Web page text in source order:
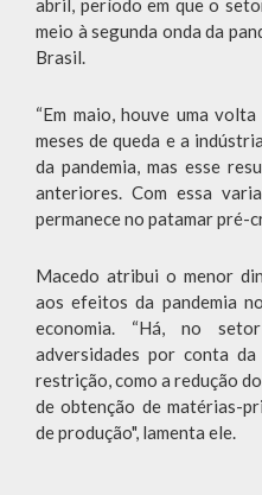
abril, período em que o
meio à segunda onda da
Brasil.
“Em maio, houve uma
meses de queda e a
da pandemia, mas esse
anteriores. Com essa
permanece no patamar pré-
Macedo atribui o menor
aos efeitos da pandemia
economia. “Há, no
adversidades por conta da
restrição, como a redução
de obtenção de matérias-
de produção", lamenta ele.